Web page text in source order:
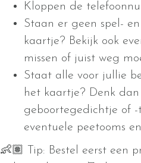
Kloppen de
Staan er geen spel-
kaartje? Bekijk ook
missen of juist weg
Staat alle voor jullie
het kaartje? Denk
geboortegedichtje of
eventuele peetooms
👶🏽 Tip: Bestel eerst een